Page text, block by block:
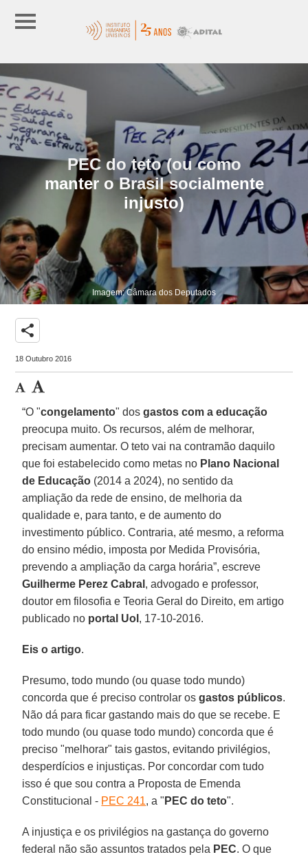
PEC do teto (ou como
manter o Brasil socialmente
injusto)
Imagem: Câmara dos Deputados
share
18 Outubro 2016
“O "congelamento" dosgastos com a educação
preocupa muito. Os recursos, além de melhorar,
precisam aumentar. O teto vai na contramão daquilo
que foi estabelecido como metas no Plano Nacional
de Educação (2014 a 2024), no sentido da
ampliação da rede de ensino, de melhoria da
qualidade e, para tanto, e de aumento do
investimento público. Contraria, até mesmo, a reforma
do ensino médio, imposta por Medida Provisória,
prevendo a ampliação da carga horária”, escreve
Guilherme Perez Cabral , advogado e professor,
doutor em filosofia e Teoria Geral do Direito, em artigo
publicado no portal Uol , 17-10-2016.
Eis o artigo.
Presumo, todo mundo (ou quase todo mundo)
concorda que é preciso controlar osgastos públicos.
Não dá para ficar gastando mais do que se recebe. E
todo mundo (ou quase todo mundo) concorda que é
preciso "melhorar" tais gastos, evitando privilégios,
desperdícios e injustiças. Por concordar com tudo
isso é que sou contra a Proposta de Emenda
Constitucional - PEC 241, a " PEC do teto".
A injustiça e os privilégios na gastança do governo
federal não são assuntos tratados pela PEC. O que